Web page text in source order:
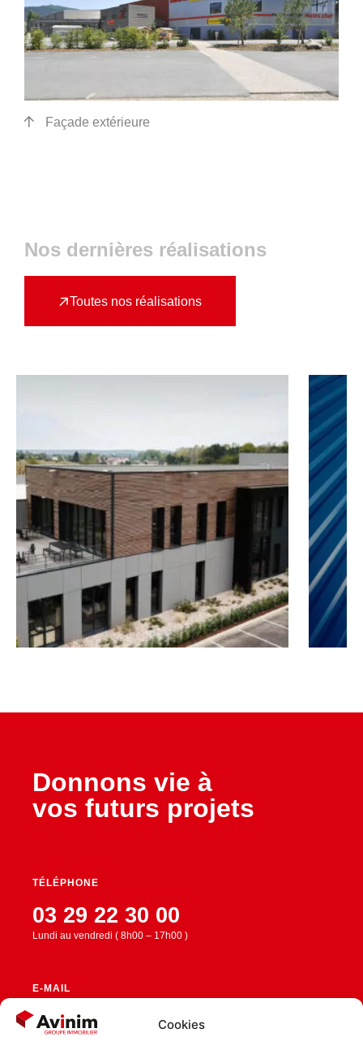
Cookies
03 29 22 30 00
Lundi au vendredi ( 8h00 – 17h00 )
Avinim Construction
03 29 29 09 97
Façade extérieure
Nos dernières réalisations
Toutes nos réalisations
GLISSER
Donnons vie à
vos futurs projets
TÉLÉPHONE
03 29 22 30 00
Lundi au vendredi ( 8h00 – 17h00 )
E-MAIL
contact@avinim.fr